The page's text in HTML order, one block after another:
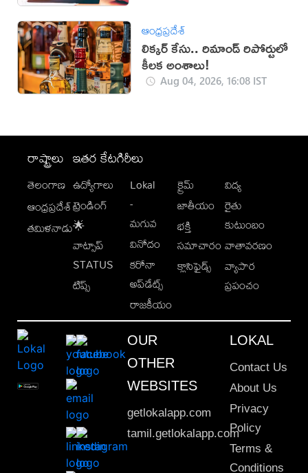
ఆంధ్రప్రదేశ్
లిక్కర్ కేసు.. రిమాండ్​ రిపోర్టులో
కీలక అంశాలు!
Aug 04, 2026, 16:08 IST
రాష్ట్రాలు
తెలంగాణ
ఆంధ్రప్రదేశ్
తమిళనాడు
ఇతర కేటగిరీలు
ఉద్యోగాలు
ట్రెండింగ్
🌟
వాట్సాప్
STATUS
టిప్స్
Lokal
-
మగువ
వినోదం
కరోనా
అప్‌డేట్స్
రాజకీయం
క్రైమ్
జాతీయం
భక్తి
సమాచారం
క్లాసిఫైడ్స్
విద్య
రైతు
కుటుంబం
వాతావరణం
వ్యాపార
ప్రపంచం
OUR
OTHER
WEBSITES
getlokalapp.com
tamil.getlokalapp.com
LOKAL
Contact Us
About Us
Privacy
Policy
Terms &
Conditions